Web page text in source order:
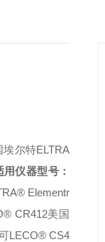
埃尔特ELTRA
用仪器型号：
Elementr
CR412美国
LECO® CS4